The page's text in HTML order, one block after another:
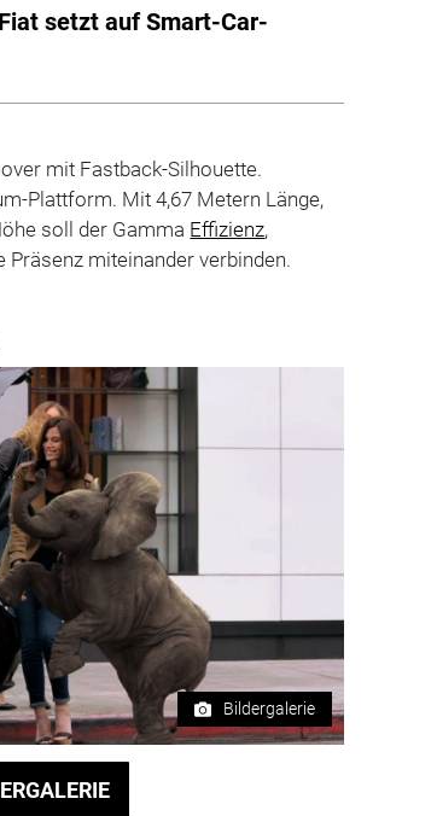
setzt auf Smart-Car-
mit Fastback-Silhouette.
Plattform. Mit 4,67 Metern Länge,
soll der Gamma Effizienz,
miteinander verbinden.
Bildergalerie